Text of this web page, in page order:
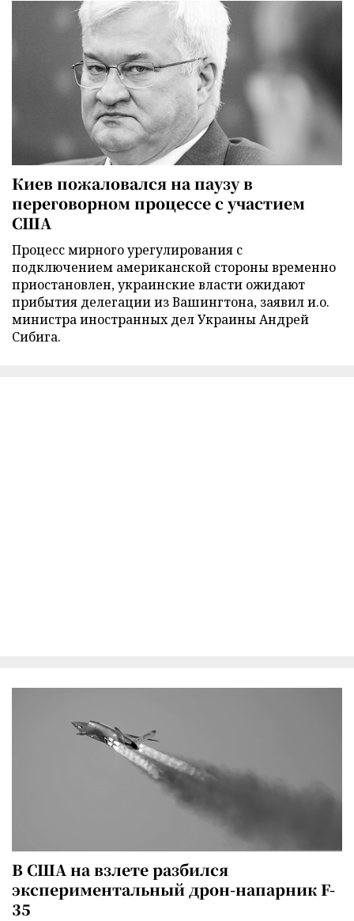
Киев пожаловался на паузу в
переговорном процессе с участием
США
Процесс мирного урегулирования с
подключением американской стороны временно
приостановлен, украинские власти ожидают
прибытия делегации из Вашингтона, заявил и.о.
министра иностранных дел Украины Андрей
Сибига.
В США на взлете разбился
экспериментальный дрон-напарник F-
35